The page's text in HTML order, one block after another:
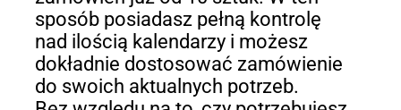
sposób posiadasz pełną kontrolę
nad ilością kalendarzy i możesz
dokładnie dostosować zamówienie
do swoich aktualnych potrzeb.